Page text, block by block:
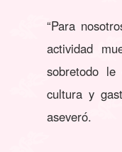
“Para
actividad
sobretodo
cultura y
aseveró.